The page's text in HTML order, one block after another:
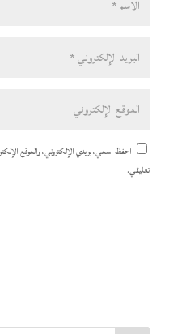
احفظ اسمي، بريدي الإلكتروني، والموقع
تعليقي.